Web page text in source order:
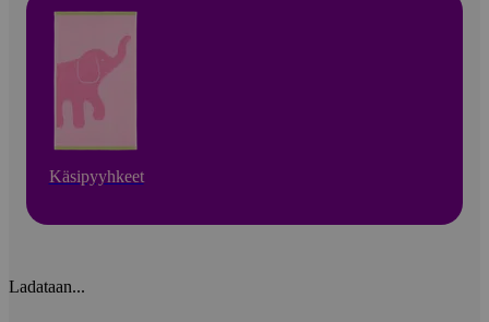
Käsipyyhkeet
Ladataan...